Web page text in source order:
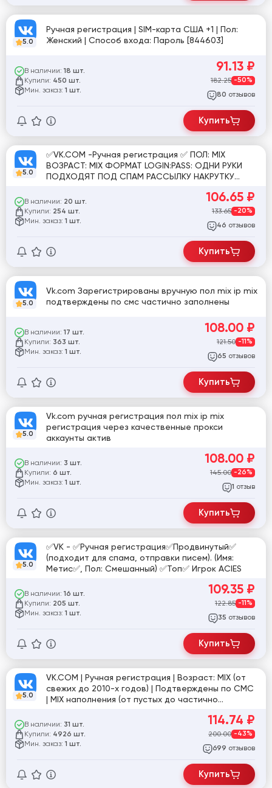
5.0
Ручная регистрация | SIM-карта США +1 | Пол:
Женский | Способ входа: Пароль [844603]
В наличии: 18 шт.
Купили: 450 шт.
Мин. заказ: 1 шт.
91.13 ₽
182.25 -50%
80 отзывов
Купить
5.0
✅VK.COM -Ручная регистрация ✅ ПОЛ: MIX
ВОЗРАСТ: MIX ФОРМАТ LOGIN:PASS: ОДНИ РУКИ
ПОДХОДЯТ ПОД СПАМ РАССЫЛКУ НАКРУТКУ
В наличии: 20 шт.
Купили: 254 шт.
Мин. заказ: 1 шт.
106.65 ₽
133.65 -20%
46 отзывов
Купить
5.0
Vk.com Зарегистрированы вручную пол mix ip mix
подтверждены по смс частично заполнены
В наличии: 17 шт.
Купили: 363 шт.
Мин. заказ: 1 шт.
108.00 ₽
121.50 -11%
65 отзывов
Купить
5.0
Vk.com ручная регистрация пол mix ip mix
регистрация через качественные прокси
аккаунты актив
В наличии: 3 шт.
Купили: 6 шт.
Мин. заказ: 1 шт.
108.00 ₽
145.00 -26%
1 отзыв
Купить
5.0
✅VK - ✅Ручная регистрация✅Продвинутый✅
(подходит для спама, отправки писем). (Имя:
Метис✅, Пол: Смешанный) ✅Топ✅ Игрок ACIES
В наличии: 16 шт.
Купили: 205 шт.
Мин. заказ: 1 шт.
109.35 ₽
122.85 -11%
35 отзывов
Купить
5.0
VK.COM | Ручная регистрация | Возраст: MIX (от
свежих до 2010-х годов) | Подтверждены по СМС
| MIX наполнения (от пустых до частично
мужской / женский
В наличии: 31 шт.
Купили: 4926 шт.
Мин. заказ: 1 шт.
114.74 ₽
200.00 -43%
699 отзывов
Купить